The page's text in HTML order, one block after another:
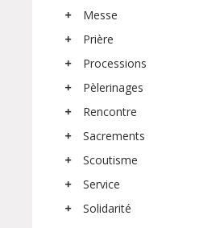
Messe
Prière
Processions
Pèlerinages
Rencontre
Sacrements
Scoutisme
Service
Solidarité